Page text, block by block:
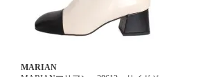
MARIAN